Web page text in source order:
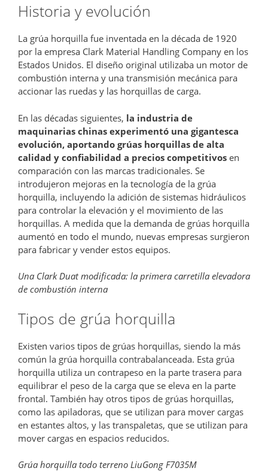
Historia y evolución
La grúa horquilla fue inventada en la década de 1920
por la empresa Clark Material Handling Company en los
Estados Unidos. El diseño original utilizaba un motor de
combustión interna y una transmisión mecánica para
accionar las ruedas y las horquillas de carga.
En las décadas siguientes, la industria de
maquinarias chinas experimentó una gigantesca
evolución, aportando grúas horquillas de alta
calidad y confiabilidad a precios competitivos en
comparación con las marcas tradicionales. Se
introdujeron mejoras en la tecnología de la grúa
horquilla, incluyendo la adición de sistemas hidráulicos
para controlar la elevación y el movimiento de las
horquillas. A medida que la demanda de grúas horquilla
aumentó en todo el mundo, nuevas empresas surgieron
para fabricar y vender estos equipos.
Una Clark Duat modificada: la primera carretilla elevadora
de combustión interna
Tipos de grúa horquilla
Existen varios tipos de grúas horquillas, siendo la más
común la grúa horquilla contrabalanceada. Esta grúa
horquilla utiliza un contrapeso en la parte trasera para
equilibrar el peso de la carga que se eleva en la parte
frontal. También hay otros tipos de grúas horquillas,
como las apiladoras, que se utilizan para mover cargas
en estantes altos, y las transpaletas, que se utilizan para
mover cargas en espacios reducidos.
Grúa horquilla todo terreno LiuGong F7035M